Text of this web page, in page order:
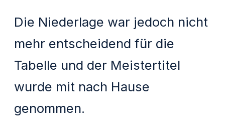
Die Niederlage war jedoch nicht
mehr entscheidend für die
Tabelle und der Meistertitel
wurde mit nach Hause
genommen.